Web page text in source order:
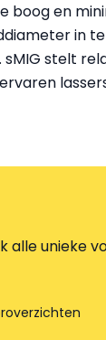
boog en
in
stelt
alle unieke